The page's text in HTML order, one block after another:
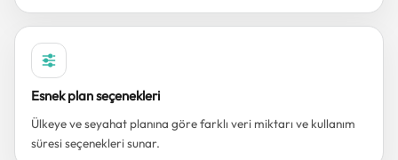
Esnek plan seçenekleri
Ülkeye ve seyahat planına göre farklı veri miktarı ve kullanım
süresi seçenekleri sunar.